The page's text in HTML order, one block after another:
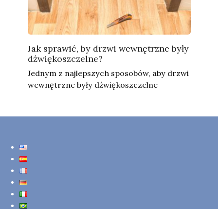
Jak sprawić, by drzwi wewnętrzne były
dźwiękoszczelne?
Jednym z najlepszych sposobów, aby drzwi
wewnętrzne były dźwiękoszczelne